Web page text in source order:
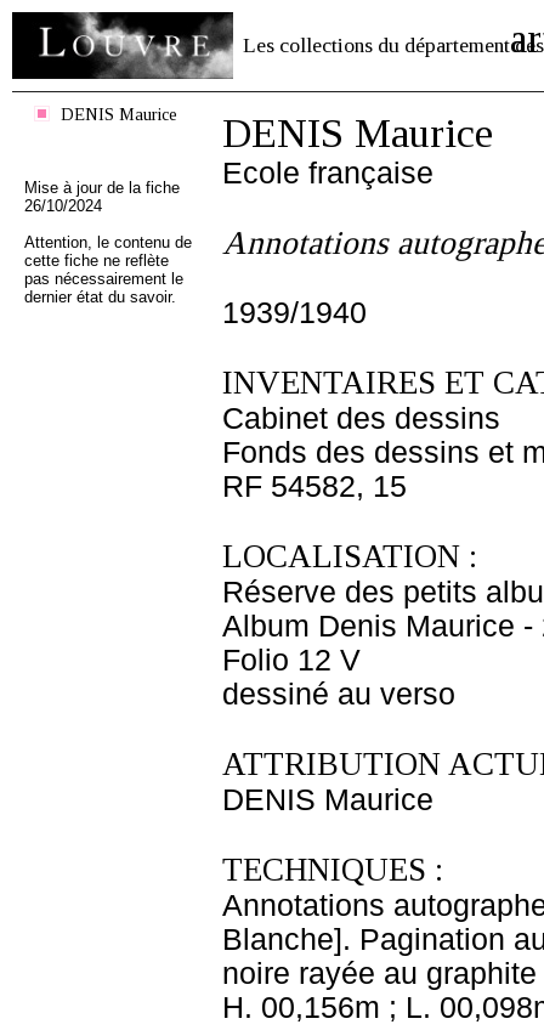
Les collections du département des
DENIS Maurice
Mise à jour de la fiche
26/10/2024
Attention, le contenu de
cette fiche ne reflète
pas nécessairement le
dernier état du savoir.
DENIS Maurice
Ecole française
Annotations
1939/1940
INVENTAIRES ET
Cabinet des dessins
Fonds des dessins et
RF 54582, 15
LOCALISATION :
Réserve des petits
Album Denis Maurice -
Folio 12 V
dessiné au verso
ATTRIBUTION
DENIS Maurice
TECHNIQUES :
Annotations
Blanche]. Pagination
noire rayée au graphite
H. 00,156m ; L.